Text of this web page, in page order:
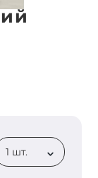
1 шт.